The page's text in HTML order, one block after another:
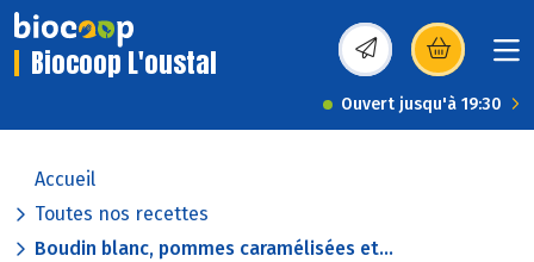
Biocoop L'oustal (s’ouvre dans une
Ouvert jusqu'à 19:30
Accueil
Toutes nos recettes
Boudin blanc, pommes caramélisées et...